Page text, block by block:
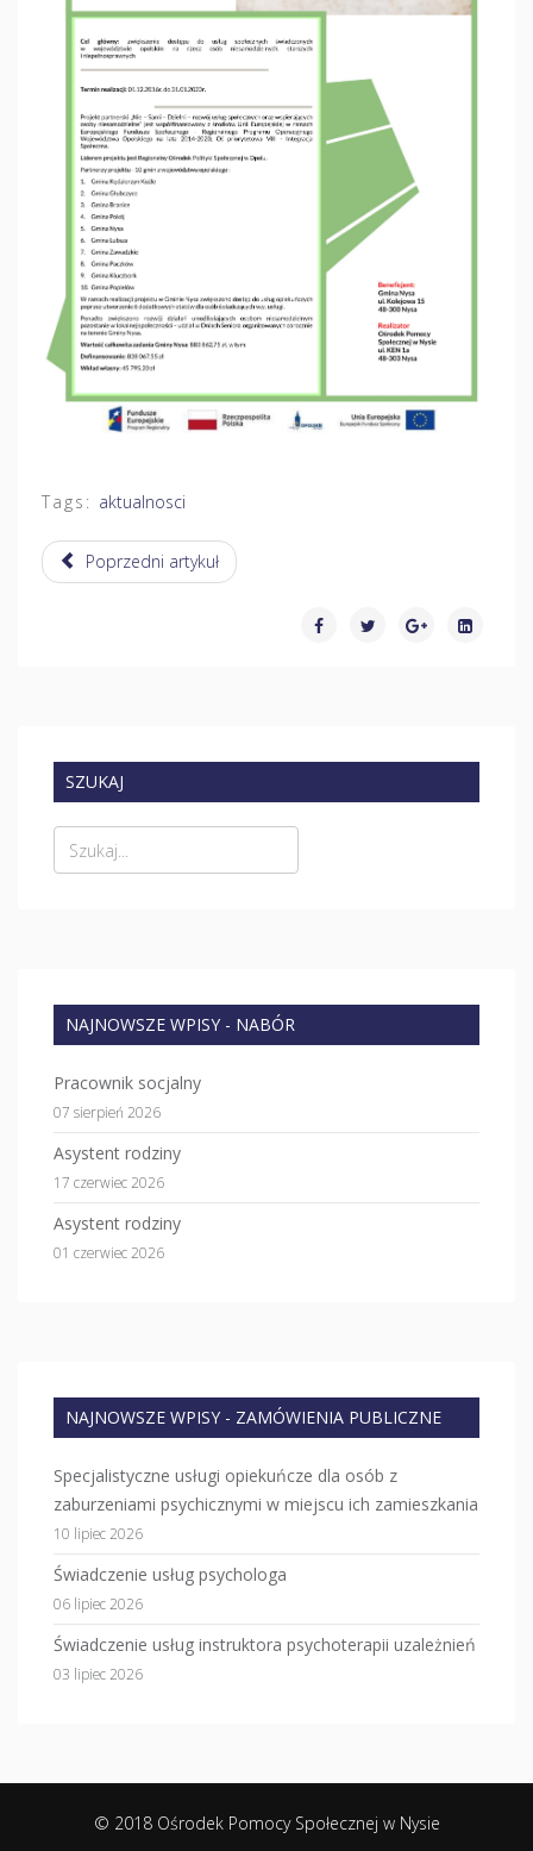
Tags: aktualnosci
Poprzedni artykuł
SZUKAJ
NAJNOWSZE WPISY - NABÓR
Pracownik socjalny
07 sierpień 2026
Asystent rodziny
17 czerwiec 2026
Asystent rodziny
01 czerwiec 2026
NAJNOWSZE WPISY - ZAMÓWIENIA PUBLICZNE
Specjalistyczne usługi opiekuńcze dla osób z
zaburzeniami psychicznymi w miejscu ich zamieszkania
10 lipiec 2026
Świadczenie usług psychologa
06 lipiec 2026
Świadczenie usług instruktora psychoterapii uzależnień
03 lipiec 2026
© 2018 Ośrodek Pomocy Społecznej w Nysie